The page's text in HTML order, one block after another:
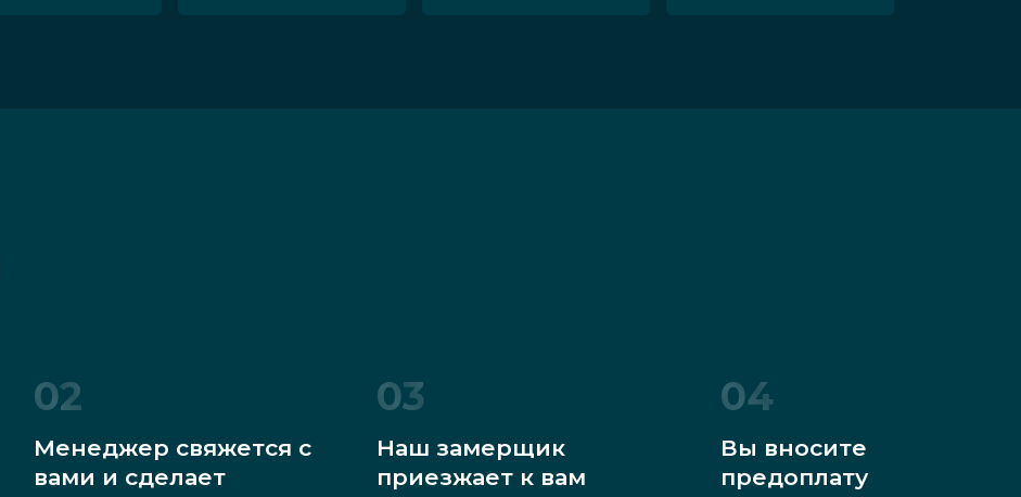
02
Менеджер свяжется с
вами и сделает
03
Наш замерщик
приезжает к вам
04
Вы вносите
предоплату